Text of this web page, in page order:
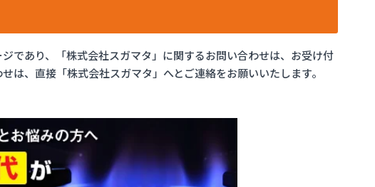
であり、「株式会社スガマタ」に関するお問い合わせは、お受け付
、直接「株式会社スガマタ」へとご連絡をお願いいたします。